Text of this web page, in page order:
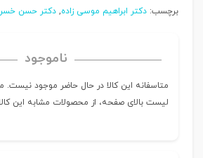
برچسب: دکتر ابراهیم موسی زاده, دکتر حسن
ناموجود
متاسفانه این کالا در حال حاضر موجود نیست.
لیست بالای صفحه، از محصولات مشابه این